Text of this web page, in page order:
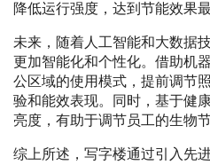
降低运行强度，达到节能效果最
未来，随着人工智能和大数据
更加智能化和个性化。借助机
公区域的使用模式，提前调节
验和能效表现。同时，基于健
亮度，有助于调节员工的生物
综上所述，写字楼通过引入先